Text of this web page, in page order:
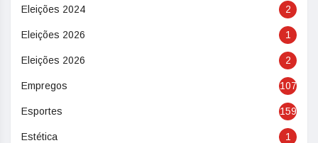
Eleições 2024 2
Eleições 2026 1
Eleições 2026 2
Empregos 107
Esportes 159
Estética 1